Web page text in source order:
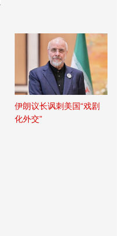
伊朗议长讽刺美国“戏剧
化外交”